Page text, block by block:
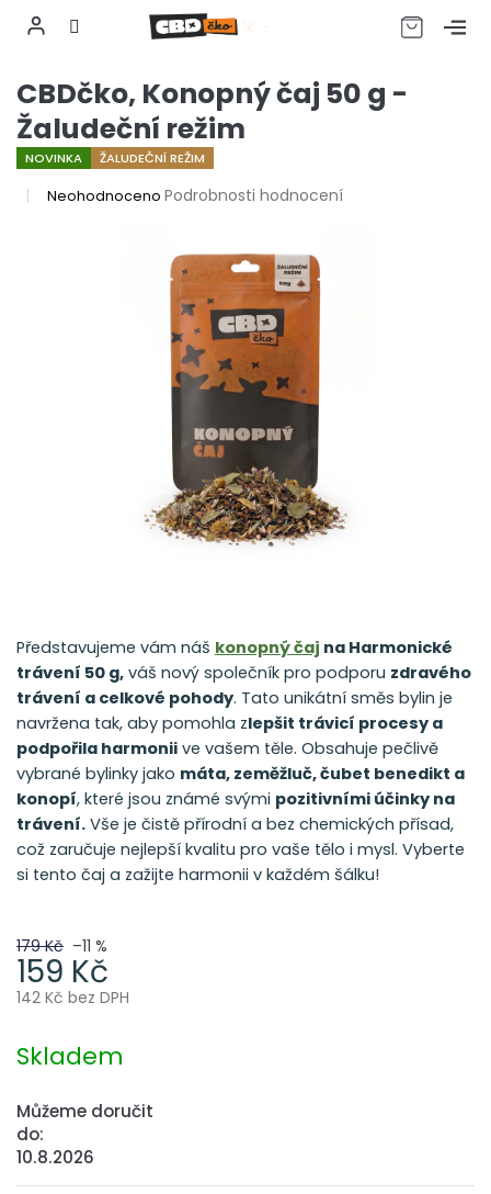
na
obsah
CZK
CBDčko, Konopný čaj 50 g -
Žaludeční režim
NOVINKA ŽALUDEČNÍ REŽIM
Průměrné
Neohodnoceno Podrobnosti hodnocení
179 Kč –11 %
159 Kč
142 Kč bez DPH
cena:
Skladem
Můžeme doručit
do:
10.8.2026
Představujeme vám náš konopný čaj na Harmonické
trávení 50 g, váš nový společník pro podporu zdravého
trávení a celkové pohody. Tato unikátní směs bylin je
navržena tak, aby pomohla zlepšit trávicí procesy a
podpořila harmonii ve vašem těle. Obsahuje pečlivě
vybrané bylinky jako máta, zeměžluč, čubet benedikt a
konopí, které jsou známé svými pozitivními účinky na
trávení. Vše je čistě přírodní a bez chemických přísad,
což zaručuje nejlepší kvalitu pro vaše tělo i mysl. Vyberte
si tento čaj a zažijte harmonii v každém šálku!